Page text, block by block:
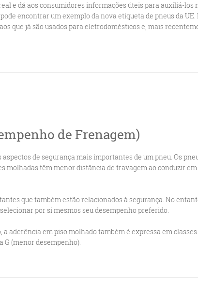
e dá aos consumidores informações úteis para auxiliá-los
encontrar um exemplo da nova etiqueta de pneus da UE.
que já são usados para eletrodomésticos e, mais
de Frenagem)
de segurança mais importantes de um pneu. Os
molhadas têm menor distância de travagem ao conduzir
que também estão relacionados à segurança. No
por si mesmos seu desempenho preferido.
aderência em piso molhado também é expressa em classes
G (menor desempenho).